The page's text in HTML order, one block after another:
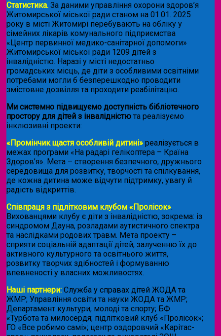
Статистика. За даними управління охорони здоров’я
Житомирської міської ради станом на 01.01. 2025
року в місті Житомирі перебувають на обліку у
сімейних лікарів комунального підприємства
«Центр первинної медико-санітарної допомоги»
Житомирської міської ради 1209 дітей з
інвалідністю. Наразі у місті недостатньо
громадських місць, де діти з особливими освітніми
потребами могли б безперешкодно проводити
змістовне дозвілля та проходити реабілітацію.
Ми системно підвищуємо доступність бібліотечного
простору для дітей з інвалідністю та реалізуємо
інклюзивні проекти:
«Промінчик щастя особливій дитині» реалізується в
межах програми «На радарі гелікоптера – Країна
Здоров’я». Мета – створення безпечного, дружнього
середовища для розвитку, творчості та спілкування,
де кожна дитина може відчути підтримку, увагу й
радість відкриттів.
Співпраця з підлітковим клубом «Пролісок».
Вихованцями клубу є діти з інвалідністю, зокрема: із
синдромом Дауна, розладами аутистичного спектра
та наслідками родових травм. Мета проекту –
сприяти соціальній адаптації дітей, залученню їх до
активного культурного та освітнього життя,
розвитку творчих здібностей і формуванню
впевненості у власних можливостях.
Наші партнери: Служба у справах дітей ЖОДА та
ЖМР; Управління освіти та науки ЖОДА та ЖМР;
Департамент культури, молоді та спорту; БФ
«Турбота та милосердя; підлітковий клуб «Пролісок»;
ГО «Все робимо самі»; центр оздоровчий «Карітас-